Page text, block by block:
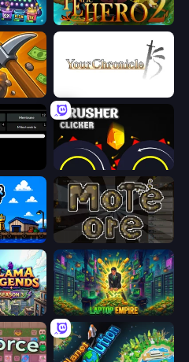
Incremental Epic Hero 2
Crusher Clicker
More Ore
Laptop Empire